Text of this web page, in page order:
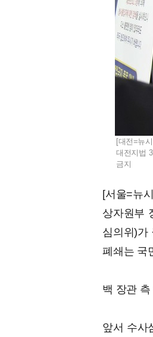
[대전=뉴
대전지법
금지
[서울=뉴
상자원부
심의위)가
폐쇄는 국
백 장관
앞서 수사